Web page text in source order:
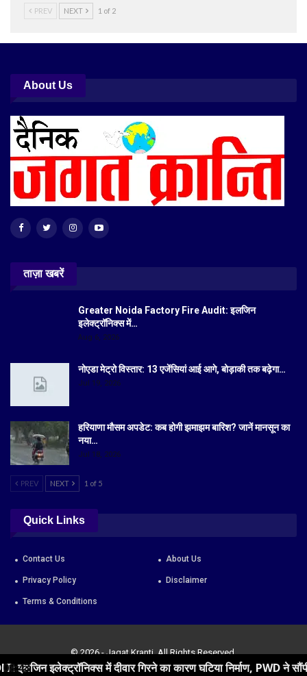
PREV NEXT 1 of 2
About Us
ताज़ा खबरें
Greater Noida Factory Fire Audit: इलजिन
इलेक्ट्रॉनिक्स में…
Aug 6, 2026
नोएडा मेट्रो विस्तार: 13 एजेंसियां आई आगे, बोड़ाकी तक बढ़ेगा…
Jul 19, 2026
हरियाणा मौसम अपडेट: कब होगी झमाझम बारिश? जानें मानसून का
नया…
Jul 18, 2026
PREV NEXT 1 of 5
Quick Links
Contact Us About Us
Privacy Policy Disclaimer
Terms & Conditions
© 2026 - Jagat Kranti. All Rights Reserved.
में दीवार गिरने का कारण घटिया निर्माण, PWD ने सौंपी रिपोर्ट
08:43